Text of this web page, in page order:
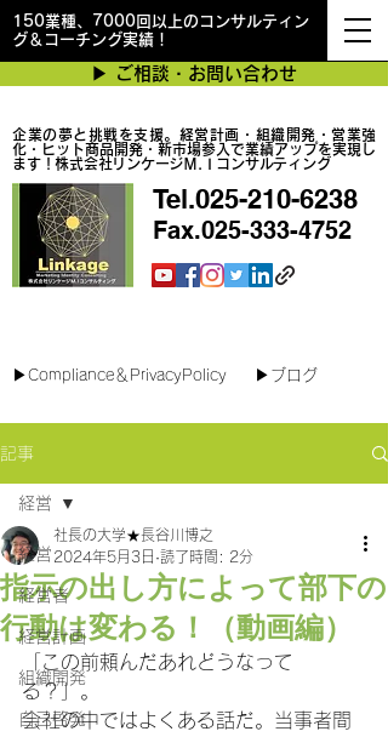
150業種、7000回以上のコンサルティン
グ＆コーチング実績！
企業の夢と挑戦を支援。経営計画・組織開発・営業強
化・ヒット商品開発・新市場参入で業績アップを実現し
ます！株式会社リンケージＭ.Ｉコンサルティング
▶︎ ご相談・お問い合わせ
Tel.025-210-6238
Fax.025-333-4752
▶︎Compliance＆PrivacyPolicy ▶︎ブログ
記事
経営
経営者
経営計画
組織開発
自己啓発
経営
指示の出し方によって部下の
行動は変わる！（動画編）
社長の大学★長谷川博之
2024年5月3日 読了時間: 2分
「この前頼んだあれどうなって
る？」。
会社の中ではよくある話だ。当事者間